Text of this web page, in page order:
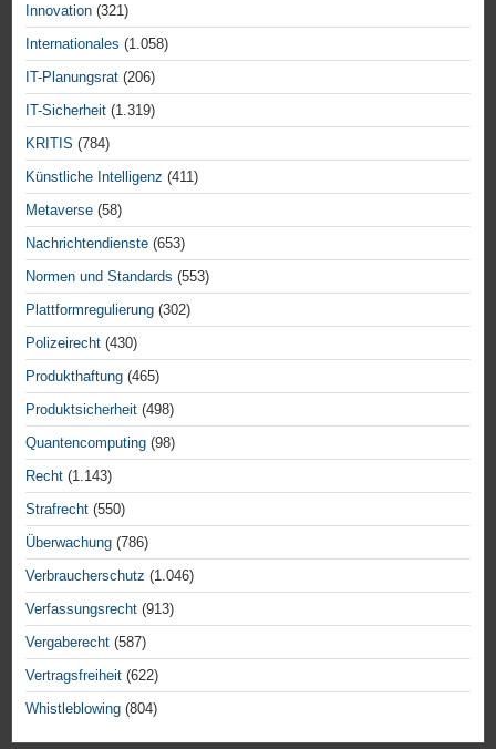
Innovation (321)
Internationales (1.058)
IT-Planungsrat (206)
IT-Sicherheit (1.319)
KRITIS (784)
Künstliche Intelligenz (411)
Metaverse (58)
Nachrichtendienste (653)
Normen und Standards (553)
Plattformregulierung (302)
Polizeirecht (430)
Produkthaftung (465)
Produktsicherheit (498)
Quantencomputing (98)
Recht (1.143)
Strafrecht (550)
Überwachung (786)
Verbraucherschutz (1.046)
Verfassungsrecht (913)
Vergaberecht (587)
Vertragsfreiheit (622)
Whistleblowing (804)